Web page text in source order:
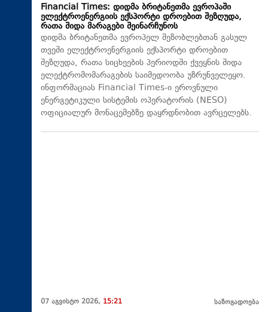
Financial Times: დიდმა ბრიტანეთმა ევროპაში
ელექტროენერგიის ექსპორტი დროებით შეზღუდა,
რათა შიდა მარაგები შეინარჩუნოს
დიდმა ბრიტანეთმა ევროპელ მეზობლებთან გასულ
თვეში ელექტროენერგიის ექსპორტი დროებით
შეზღუდა, რათა სიცხეების პერიოდში ქვეყნის შიდა
ელექტრომომარაგების საიმედოობა უზრუნველეყო.
ინფორმაციას Financial Times-ი ეროვნული
ენერგეტიკული სისტემის ოპერატორის (NESO)
ოფიციალურ მონაცემებზე დაყრდნობით ავრცელებს.
07 აგვისტო 2026, 15:21 საზოგადოება